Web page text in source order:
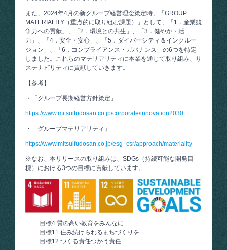
また、2024年4月の新グループ経営理念策定時、「GROUP
MATERIALITY（重点的に取り組む課題）」として、「1．産業競
争力への貢献」、「2．環境との共生」、「3．健やか・活
力」、「4．安全・安心」、「5．ダイバーシティ＆インクルー
ジョン」、「6．コンプライアンス・ガバナンス」の6つを特定
しました。これらのマテリアリティに本業を通じて取り組み、サ
ステナビリティに貢献していきます。
【参考】
・「グループ長期経営方針策定」
https://www.mitsuifudosan.co.jp/corporate/innovation2030
・「グループマテリアリティ」
https://www.mitsuifudosan.co.jp/esg_csr/approach/materiality
※なお、本リリースの取り組みは、SDGs（持続可能な開発目
標）における3つの目標に貢献しています。
目標4 質の高い教育をみんなに
目標11 住み続けられるまちづくりを
目標12 つくる責任つかう責任